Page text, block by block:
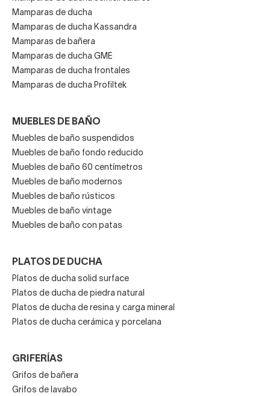
Mamparas de ducha
Mamparas de ducha Kassandra
Mamparas de bañera
Mamparas de ducha GME
Mamparas de ducha frontales
Mamparas de ducha Profiltek
MUEBLES DE BAÑO
Muebles de baño suspendidos
Muebles de baño fondo reducido
Muebles de baño 60 centímetros
Muebles de baño modernos
Muebles de baño rústicos
Muebles de baño vintage
Muebles de baño con patas
PLATOS DE DUCHA
Platos de ducha solid surface
Platos de ducha de piedra natural
Platos de ducha de resina y carga mineral
Platos de ducha cerámica y porcelana
GRIFERÍAS
Grifos de bañera
Grifos de lavabo